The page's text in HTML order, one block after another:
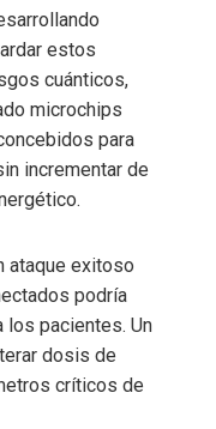
estos
cuánticos,
microchips
para
incrementar de
ataque exitoso
podría
los pacientes. Un
dosis de
críticos de